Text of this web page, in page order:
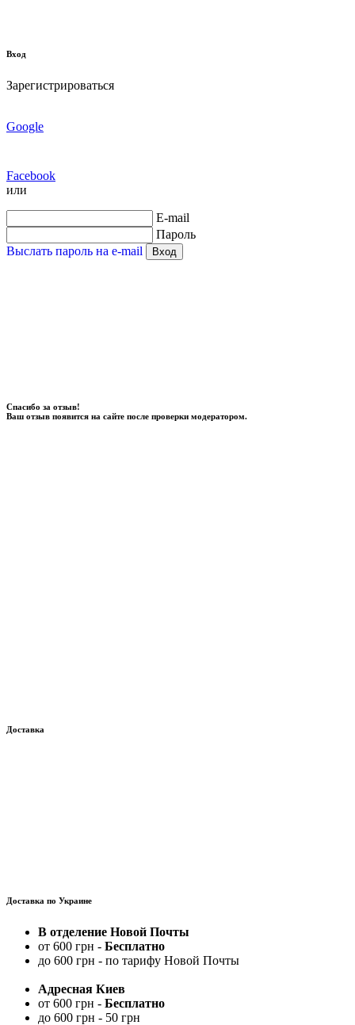
Вход
Зарегистрироваться
Google
Facebook
или
E-mail
Пароль
Выслать пароль на e-mail
Вход
Спасибо за отзыв!
Ваш отзыв появится на сайте после проверки модератором.
Доставка
Доставка по Украине
В отделение Новой Почты
от 600 грн - Бесплатно
до 600 грн - по тарифу Новой Почты
Адресная Киев
от 600 грн - Бесплатно
до 600 грн - 50 грн